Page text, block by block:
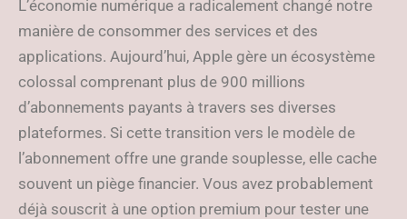
L’économie numérique a radicalement changé notre
manière de consommer des services et des
applications. Aujourd’hui, Apple gère un écosystème
colossal comprenant plus de 900 millions
d’abonnements payants à travers ses diverses
plateformes. Si cette transition vers le modèle de
l’abonnement offre une grande souplesse, elle cache
souvent un piège financier. Vous avez probablement
déjà souscrit à une option premium pour tester une